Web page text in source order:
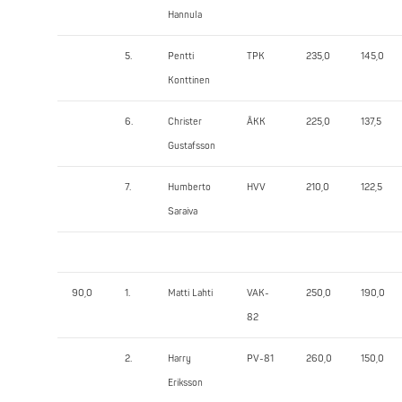
Hannula
5. Pentti
Konttinen
TPK 235,0 145,0
6. Christer
Gustafsson
ÅKK 225,0 137,5
7. Humberto
Saraiva
HVV 210,0 122,5
90,0 1. Matti Lahti VAK-
82
250,0 190,0
2. Harry
Eriksson
PV-81 260,0 150,0